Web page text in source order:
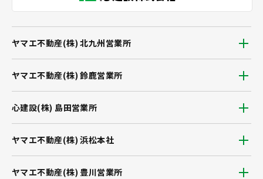
ヤマエ不動産(株) 浜松本社
ヤマエ不動産(株) 豊川営業所
ヤマエ不動産(株) 北九州営業所
ヤマエ不動産(株) 鈴鹿営業所
心建設(株) 島田営業所